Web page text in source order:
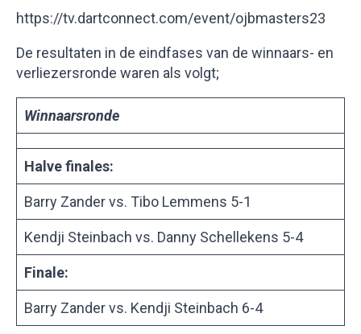
https://tv.dartconnect.com/event/ojbmasters23
De resultaten in de eindfases van de winnaars- en
verliezersronde waren als volgt;
Winnaarsronde
Halve finales:
Barry Zander vs. Tibo Lemmens 5-1
Kendji Steinbach vs. Danny Schellekens 5-4
Finale:
Barry Zander vs. Kendji Steinbach 6-4